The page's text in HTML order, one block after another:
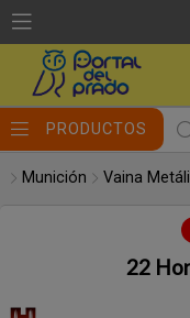
PRODUCTOS
Munición Vaina
22